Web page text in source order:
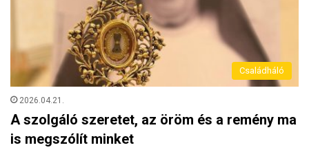
Családháló
2026.04.21.
A szolgáló szeretet, az öröm és a remény ma
is megszólít minket